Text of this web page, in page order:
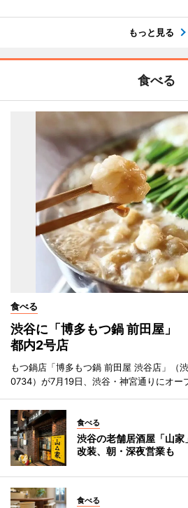
もっと見る
食べる
食べる
渋谷に「博多もつ鍋 前田屋」
都内2号店
もつ鍋店「博多もつ鍋 前田屋 渋谷店」（
0734）が7月19日、渋谷・神宮通りにオー
食べる
渋谷の老舗居酒屋「山
改装、朝・深夜営業も
食べる